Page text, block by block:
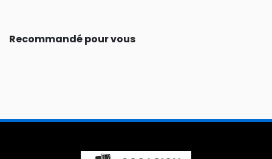
Recommandé pour vous